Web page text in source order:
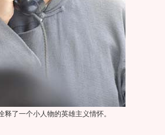
释了一个小人物的英雄主义情怀。